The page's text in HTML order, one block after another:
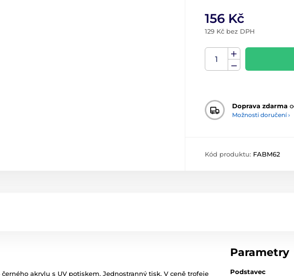
156 Kč
129 Kč bez DPH
Doprava zdarma
Možnosti doručení ›
Kód produktu: FABM62
akrylu s UV potiskem. Jednostranný tisk. V ceně trofeje
Parametry
Podstavec